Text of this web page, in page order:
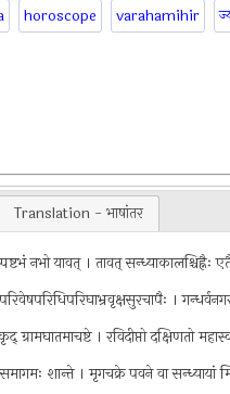
horoscope varahamihir
Translation - भाषांतर
नभो यावत् । तावत्
।
। रविदीप्तो दक्षिणतो
शान्ते । मृगचक्रे पवने वा सन्ध्यायां